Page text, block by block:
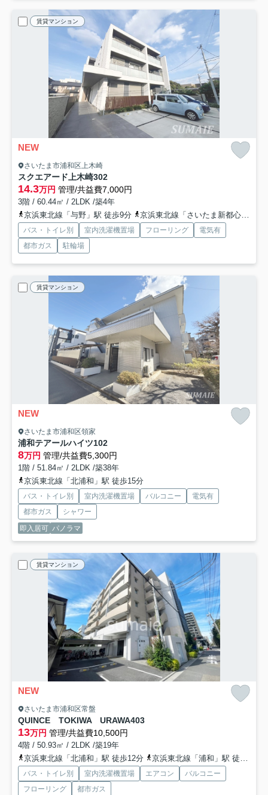
賃貸マンション
NEW
さいたま市浦和区上木崎
スクエアード上木崎302
14.3万円 管理/共益費7,000円
3階 / 60.44㎡ / 2LDK /築4年
京浜東北線「与野」駅 徒歩9分
京浜東北線「さいたま新都心」駅 徒歩16分
バス・トイレ別 室内洗濯機置場 フローリング
電気有
都市ガス
駐輪場
賃貸マンション
NEW
さいたま市浦和区領家
浦和テアールハイツ102
8万円 管理/共益費5,300円
1階 / 51.84㎡ / 2LDK /築38年
京浜東北線「北浦和」駅 徒歩15分
バス・トイレ別 室内洗濯機置場 バルコニー
電気有
都市ガス
シャワー
即入居可 パノラマ
賃貸マンション
NEW
さいたま市浦和区常盤
QUINCE TOKIWA URAWA403
13万円 管理/共益費10,500円
4階 / 50.93㎡ / 2LDK /築19年
京浜東北線「北浦和」駅 徒歩12分
京浜東北線「浦和」駅 徒歩18分
バス・トイレ別 室内洗濯機置場 エアコン
バルコニー
フローリング
都市ガス